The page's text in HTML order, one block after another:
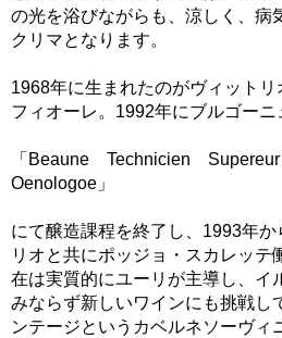
の光を浴びながらも、涼しく、病
クリマとなります。
1968年に生まれたのがヴィットリ
フィオーレ。1992年にブルゴー
「Beaune Technicien Supereur
Oenologoe」
にて醸造課程を終了し、1993年か
リオと共にポッジョ・スカレッテ
在は実質的にユーリが主導し、イ
みならず新しいワインにも挑戦し
ンテージというカベルネソーヴィ